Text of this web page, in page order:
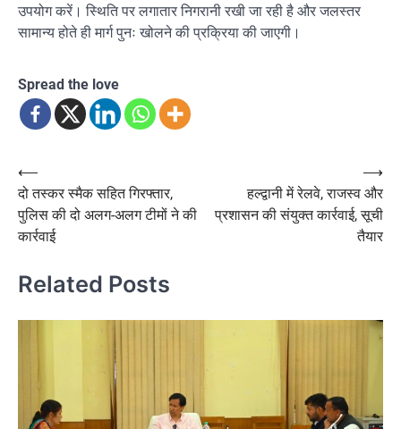
उपयोग करें। स्थिति पर लगातार निगरानी रखी जा रही है और जलस्तर
सामान्य होते ही मार्ग पुनः खोलने की प्रक्रिया की जाएगी।
Spread the love
Post
navigation
⟵
दो तस्कर स्मैक सहित गिरफ्तार,
पुलिस की दो अलग-अलग टीमों ने की
कार्रवाई
हल्द्वानी में रेलवे, राजस्व और
प्रशासन की संयुक्त कार्रवाई, सूची
तैयार
⟶
Related Posts